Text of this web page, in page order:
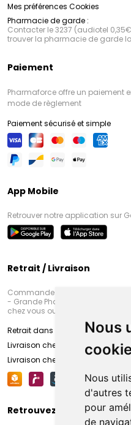
Nous
Nous
d'autres
pour
de
Mes préférences Cookies
Pharmacie de garde :
Contacter le 3237 (audiotel
trouver la pharmacie de garde
Paiement
Pharmaforce offre un paiement
mode de règlement
Paiement sécurisé et simple
App Mobile
Retrouver notre application sur
Retrait / Livraison
Commandez en ligne et venez
- Grande Pharmacie d’Amiens
chez vous ou en point retrait
Retrait dans la pharmacie
Livraison chez vous
Livraison chez votre commerçant
Retrouvez-nous sur vos